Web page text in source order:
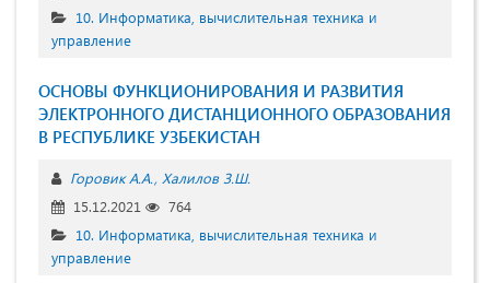
10. Информатика, вычислительная техника и
управление
ОСНОВЫ ФУНКЦИОНИРОВАНИЯ И РАЗВИТИЯ
ЭЛЕКТРОННОГО ДИСТАНЦИОННОГО ОБРАЗОВАНИЯ
В РЕСПУБЛИКЕ УЗБЕКИСТАН
Горовик А.А. Халилов З.Ш.
15.12.2021
764
10. Информатика, вычислительная техника и
управление